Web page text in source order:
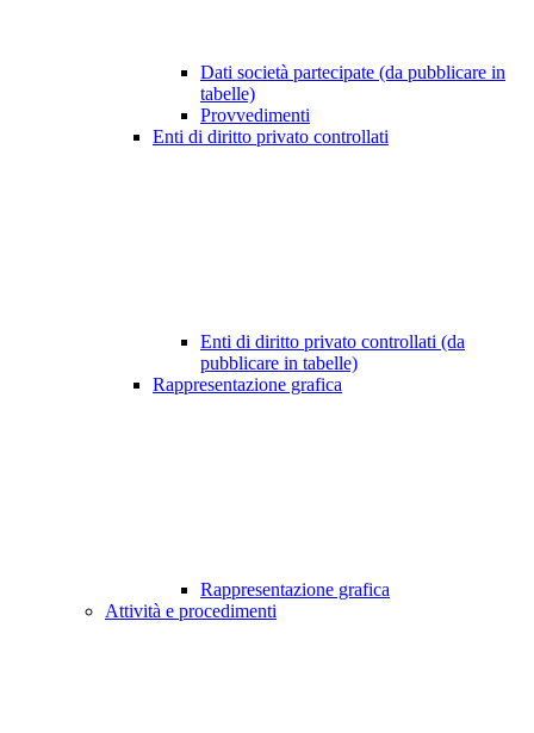
Dati società partecipate (da pubblicare in
tabelle)
Provvedimenti
Enti di diritto privato controllati
Enti di diritto privato controllati (da
pubblicare in tabelle)
Rappresentazione grafica
Rappresentazione grafica
Attività e procedimenti